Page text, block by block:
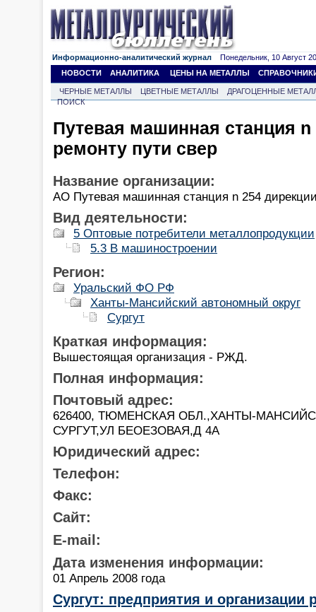
Информационно-аналитический журнал Понедельник, 10 Август
НОВОСТИ
АНАЛИТИКА ЦЕНЫ НА МЕТАЛЛЫ
ЧЕРНЫЕ МЕТАЛЛЫ ЦВЕТНЫЕ МЕТАЛЛЫ
ДРАГОЦЕННЫЕ
ПОИСК
Путевая машинная станция n
ремонту пути свер
Название организации:
АО Путевая машинная станция n 254
Вид деятельности:
5 Оптовые потребители металлопродукции
5.3 В машиностроении
Регион:
Уральский ФО РФ
Ханты-Мансийский автономный округ
Сургут
Краткая информация:
Вышестоящая организация - РЖД.
Полная информация:
Почтовый адрес:
626400, ТЮМЕНСКАЯ ОБЛ.,ХАНТЫ-
СУРГУТ,УЛ БЕОЕЗОВАЯ,Д 4А
Юридический адрес:
Телефон:
Факс:
Сайт:
E-mail:
Дата изменения информации:
01 Апрель 2008 года
Сургут: предприятия и организации